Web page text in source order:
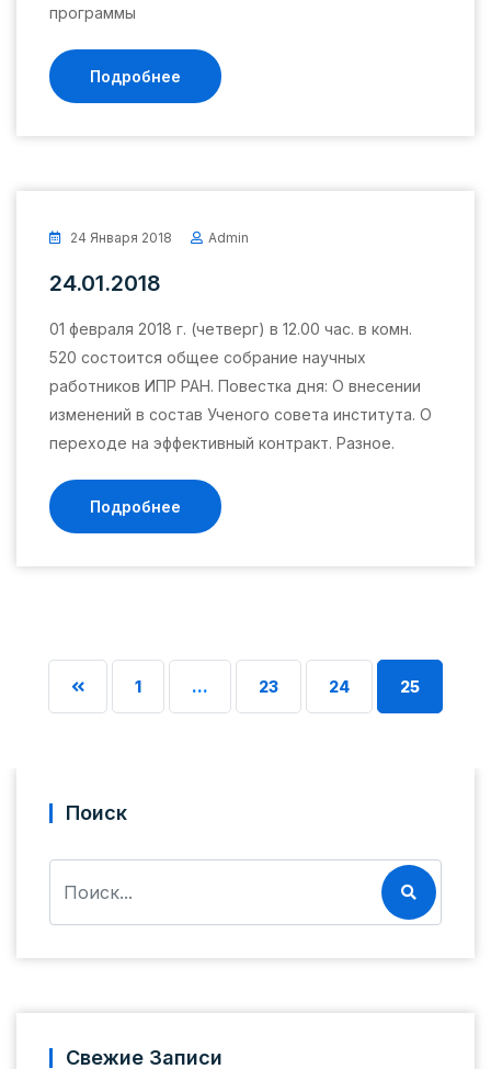
программы
Подробнее
24 Января 2018 Admin
24.01.2018
01 февраля 2018 г. (четверг) в 12.00 час. в комн.
520 состоится общее собрание научных
работников ИПР РАН. Повестка дня: О внесении
изменений в состав Ученого совета института. О
переходе на эффективный контракт. Разное.
Подробнее
1 … 23 24 25
Поиск
Свежие Записи